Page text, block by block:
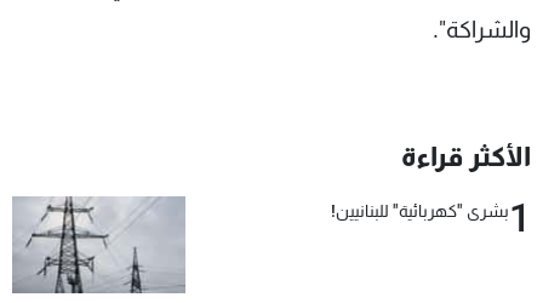
والشراكة".
الأكثر قراءة
1بشرى "كهربائية" للبنانيين!